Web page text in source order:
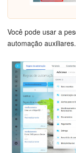
CRM + Loja
Sales
Análise
Criador de BI
Automação
Você pode usar a
automação auxiliares.